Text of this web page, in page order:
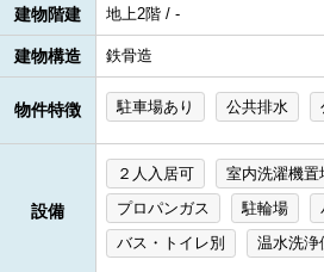
建物階建 地上2階 / -
建物構造 鉄骨造
物件特徴 駐車場あり 公共排水
設備
２人入居可 室内洗濯機置
プロパンガス
駐輪場
バス・トイレ別
温水洗浄